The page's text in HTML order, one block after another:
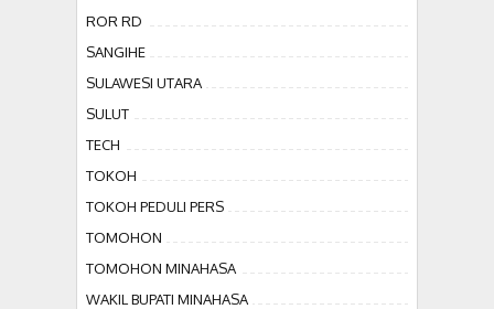
ROR RD
SANGIHE
SULAWESI UTARA
SULUT
TECH
TOKOH
TOKOH PEDULI PERS
TOMOHON
TOMOHON MINAHASA
WAKIL BUPATI MINAHASA